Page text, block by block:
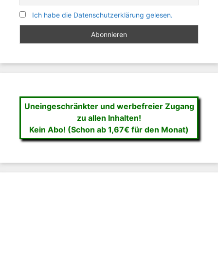
Ich habe die Datenschutzerklärung gelesen.
Uneingeschränkter und werbefreier Zugang
zu allen Inhalten!
Kein Abo! (Schon ab 1,67€ für den Monat)